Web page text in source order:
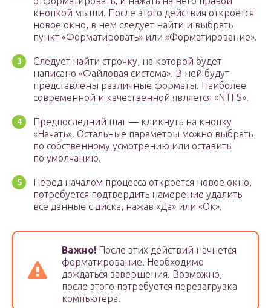
кнопкой мыши. После этого действия откроется
новое окно, в нем следует найти и выбрать
пункт «Форматировать» или «Форматирование».
Следует найти строчку, на которой будет
написано «Файловая система». В ней будут
представлены различные форматы. Наиболее
современной и качественной является «NTFS».
Предпоследний шаг — кликнуть на кнопку
«Начать». Остальные параметры можно выбрать
по собственному усмотрению или оставить
по умолчанию.
Перед началом процесса откроется новое окно,
потребуется подтвердить намерение удалить
все данные с диска, нажав «Да» или «Ок».
Важно! После этих действий начнется
форматирование. Необходимо
дождаться завершения. Возможно,
после этого потребуется перезагрузка
компьютера.